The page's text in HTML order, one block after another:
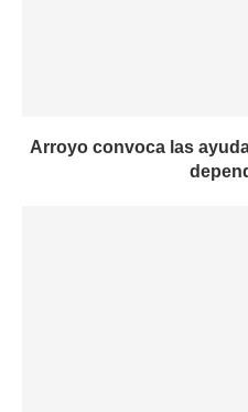
Arroyo convoca las